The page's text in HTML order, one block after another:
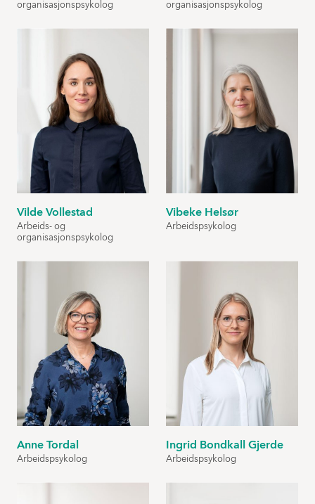
organisasjonspsykolog
organisasjonspsykolog
Vilde Vollestad
Arbeids- og
organisasjonspsykolog
Vibeke Helsør
Arbeidspsykolog
Anne Tordal
Arbeidspsykolog
Ingrid Bondkall Gjerde
Arbeidspsykolog